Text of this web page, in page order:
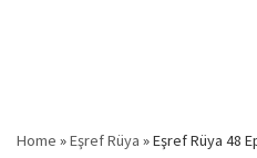
Home »Eşref Rüya »Eşref Rüya 48